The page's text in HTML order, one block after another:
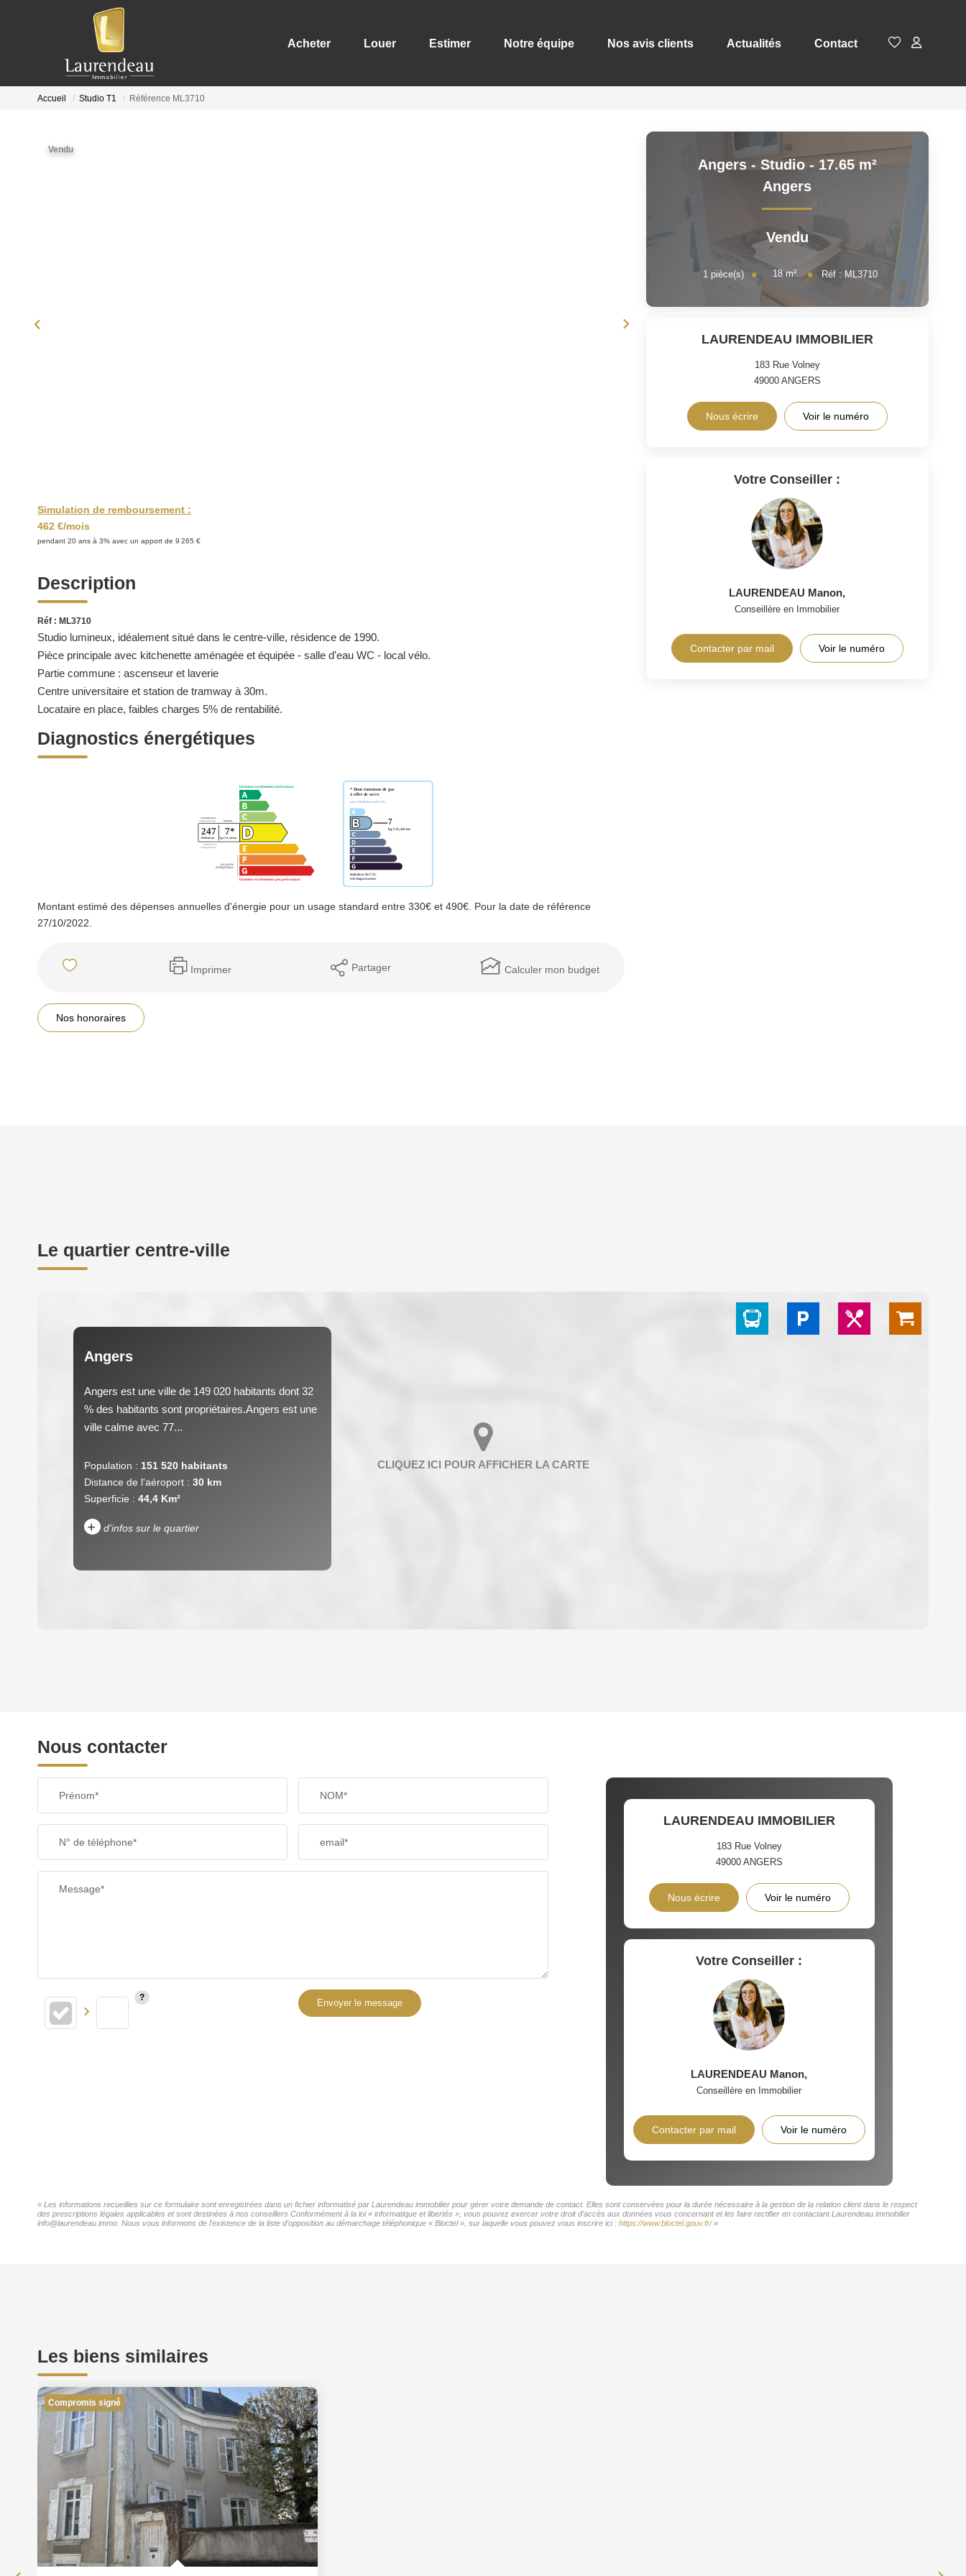
Acheter Louer Estimer Notre équipe Nos avis clients Actualités Contact
Accueil Studio T1 Référence ML3710
Vendu
Simulation de remboursement :
462 €/mois
pendant 20 ans à 3% avec un apport de 9 265 €
Description
Réf : ML3710
Studio lumineux, idéalement situé dans le centre-ville, résidence de 1990.
Pièce principale avec kitchenette aménagée et équipée - salle d'eau WC - local vélo.
Partie commune : ascenseur et laverie
Centre universitaire et station de tramway à 30m.
Locataire en place, faibles charges 5% de rentabilité.
Diagnostics énergétiques
Montant estimé des dépenses annuelles d'énergie pour un usage standard entre 330€ et 490€. Pour la date de référence
27/10/2022.
Imprimer Partager Calculer mon budget
Nos honoraires
Angers - Studio - 17.65 m²
Angers
Vendu
1 pièce(s) 18m² Réf : ML3710
LAURENDEAU IMMOBILIER
183 Rue Volney
49000 ANGERS
Nous écrire Voir le numéro
Votre Conseiller :
LAURENDEAU Manon,
Conseillère en Immobilier
Contacter par mail Voir le numéro
Le quartier centre-ville
Angers
Angers est une ville de 149 020 habitants dont 32
% des habitants sont propriétaires.Angers est une
ville calme avec 77...
Population : 151 520 habitants
Distance de l'aéroport : 30 km
Superficie : 44,4 Km²
+ d'infos sur le quartier
TAXE FONCIÈRE
SUPERFICIE : ECOLES ET CRÈCHES
RESTAURANTS ET CAFÉS COMMERCES
Nous contacter
Prénom* NOM*
N° de téléphone* email*
Message*
Envoyer le message
LAURENDEAU IMMOBILIER
183 Rue Volney
49000 ANGERS
Nous écrire Voir le numéro
Votre Conseiller :
LAURENDEAU Manon,
Conseillère en Immobilier
Contacter par mail Voir le numéro
« Les informations recueillies sur ce formulaire sont enregistrées dans un fichier informatisé par Laurendeau immobilier pour gérer votre demande de contact. Elles sont conservées pour la durée nécessaire à la gestion de la relation client dans le respect
des prescriptions légales applicables et sont destinées à nos conseillers Conformément à la loi « informatique et libertés », vous pouvez exercer votre droit d'accès aux données vous concernant et les faire rectifier en contactant Laurendeau immobilier
info@laurendeau.immo. Nous vous informons de l'existence de la liste d'opposition au démarchage téléphonique « Bloctel », sur laquelle vous pouvez vous inscrire ici : https://www.bloctel.gouv.fr/»
Les biens similaires
Compromis signé